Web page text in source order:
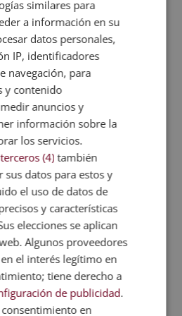
británicas del Pacífico Sur.
de Janeiro en
en el desarrollo
internacional. De la
salió la
Agenda 21
e institucionalizaba el
sostenible. Esta incluye
la gestión ambiental pública
por la comunidad
contempla la asunción de
de 2015
de 2015fue un acuerdo
el cambio climático y
las acciones e inversiones
un futuro sostenible y
similares para
a información en su
datos personales,
IP, identificadores
navegación, para
y contenido
anuncios y
información sobre la
los servicios.
(4) también
sus datos para estos y
el uso de datos de
y características
elecciones se aplican
Algunos proveedores
el interés legítimo en
tiene derecho a
de publicidad.
en